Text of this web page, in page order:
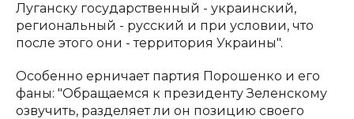
Луганску государственный - украинский,
региональный - русский и при условии, что
после этого они - территория Украины".
Особенно ерничает партия Порошенко и его
фаны: "Обращаемся к президенту Зеленскому
озвучить, разделяет ли он позицию своего